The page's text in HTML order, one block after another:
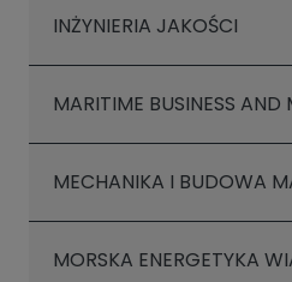
INŻYNIERIA JAKOŚCI
MARITIME BUSINESS
MECHANIKA I BUDOWA
MORSKA ENERGETYKA